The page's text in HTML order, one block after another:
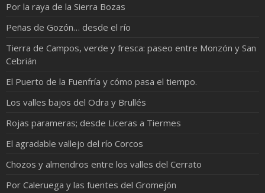
Por la raya de la Sierra Bozas
Peñas de Gozón… desde el río
Tierra de Campos, verde y fresca: paseo entre Monzón y San
Cebrián
El Puerto de la Fuenfría y cómo pasa el tiempo.
Los valles bajos del Odra y Brullés
Rojas parameras; desde Liceras a Tiermes
El agradable vallejo del río Corcos
Chozos y almendros entre los valles del Cerrato
Por Caleruega y las fuentes del Gromejón